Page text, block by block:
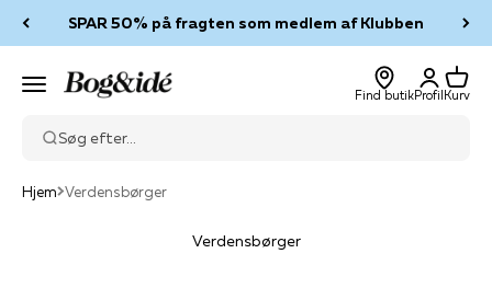
SPAR 50% på fragten som medlem af Klubben
Menu Bog & idé
Find butik
Log ind
Profil
Kurv
Kurv
Søg efter...
Hjem Verdensbørger
Verdensbørger